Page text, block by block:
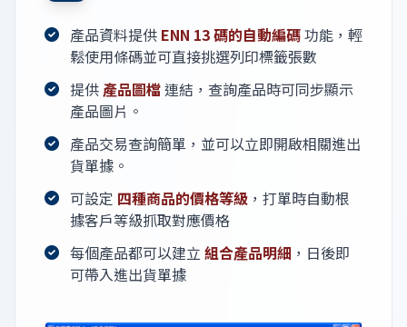
產品資料提供 ENN 13 碼的自動編碼功能，輕
鬆使用條碼並可直接挑選列印標籤張數
提供 產品圖檔連結，查詢產品時可同步顯示
產品圖片。
產品交易查詢簡單，並可以立即開啟相關進出
貨單據。
可設定 四種商品的價格等級 ，打單時自動根
據客戶等級抓取對應價格
每個產品都可以建立 組合產品明細 ，日後即
可帶入進出貨單據